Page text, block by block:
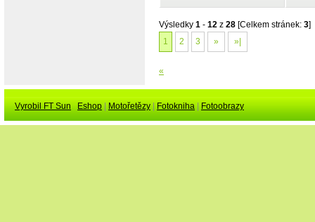
Výsledky 1 - 12 z 28 [Celkem stránek: 3]
1
2 3 » »|
«
Vyrobil FT Sun Eshop Motořetězy Fotokniha Fotoobrazy